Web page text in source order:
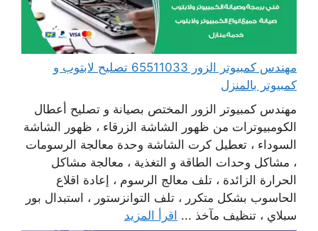
مهندس كمبيوتر الزور 65511033 تصليح لابتوب و
كمبيوتر بالمنزل
مهندس كمبيوتر الزور المختص بصيانة و تصليح أعطال
الكومبيوترات من ظهور الشاشة الزرقاء ، ظهور الشاشة
السوداء ، تعطيل كرت الشاشة وحدة معالجة الرسومات
، مشاكل وحدات الطاقة و التغذية ، معالجة مشاكل
الحرارة الزائدة ، تلف معالج الرسوم ، إعادة اقلاع
الحاسوب بشكل متكرر ، تلف التوانزستور ، استبدال بور
سبلاي ، تنظيف مآخذ ... اقرأ المزيد